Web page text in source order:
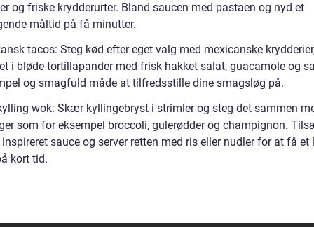
og friske krydderurter. Bland saucen med pastaen og nyd et
måltid på få minutter.
tacos: Steg kød efter eget valg med mexicanske
i bløde tortillapander med frisk hakket salat, guacamole og
og smagfuld måde at tilfredsstille dine smagsløg på.
wok: Skær kyllingebryst i strimler og steg det sammen
som for eksempel broccoli, gulerødder og champignon.
sauce og server retten med ris eller nudler for at få
kort tid.